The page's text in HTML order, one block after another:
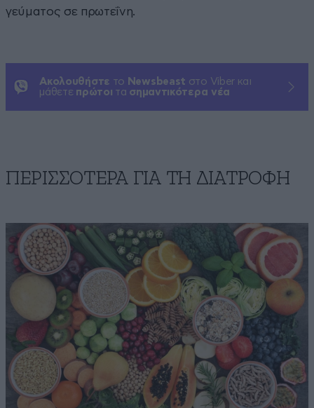
γεύματος σε πρωτεΐνη.
Ακολουθήστε το Newsbeast στο Viber και
μάθετε πρώτοι τα σημαντικότερα νέα
ΠΕΡΙΣΣΟΤΕΡΑ ΓΙΑ ΤΗ ΔΙΑΤΡΟΦΗ